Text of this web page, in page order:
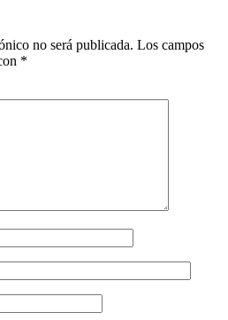
no será publicada. Los campos
*